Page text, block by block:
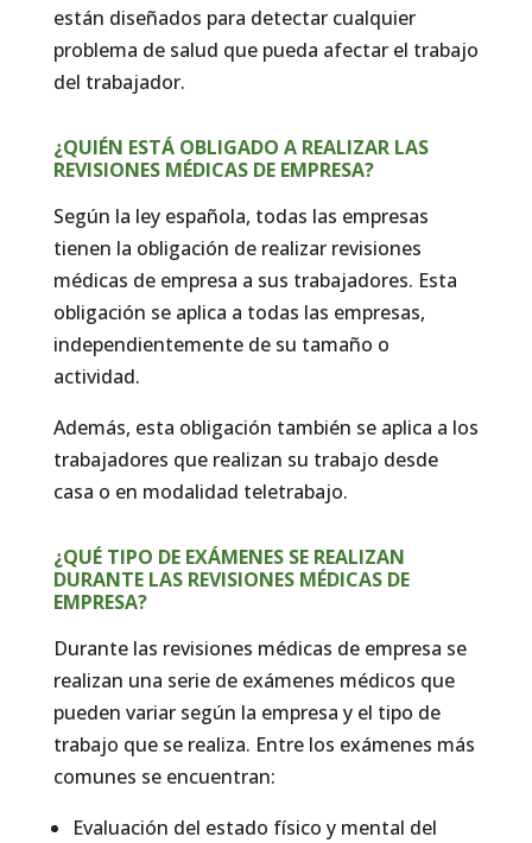
están diseñados para detectar cualquier
problema de salud que pueda afectar el trabajo
del trabajador.
¿QUIÉN ESTÁ OBLIGADO A REALIZAR LAS
REVISIONES MÉDICAS DE EMPRESA?
Según la ley española, todas las empresas
tienen la obligación de realizar revisiones
médicas de empresa a sus trabajadores. Esta
obligación se aplica a todas las empresas,
independientemente de su tamaño o
actividad.
Además, esta obligación también se aplica a los
trabajadores que realizan su trabajo desde
casa o en modalidad teletrabajo.
¿QUÉ TIPO DE EXÁMENES SE REALIZAN
DURANTE LAS REVISIONES MÉDICAS DE
EMPRESA?
Durante las revisiones médicas de empresa se
realizan una serie de exámenes médicos que
pueden variar según la empresa y el tipo de
trabajo que se realiza. Entre los exámenes más
comunes se encuentran:
Evaluación del estado físico y mental del